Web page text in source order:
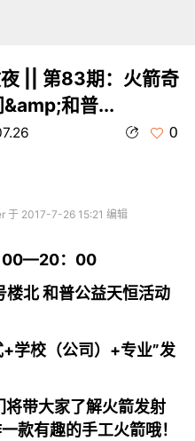
|| 第83期：火箭奇
和普...
0
于 2017-7-26 15:21 编辑
00—20：00
楼北 和普公益天恒活动
学校（公司）+专业”发
将带大家了解火箭发射
款有趣的手工火箭哦！